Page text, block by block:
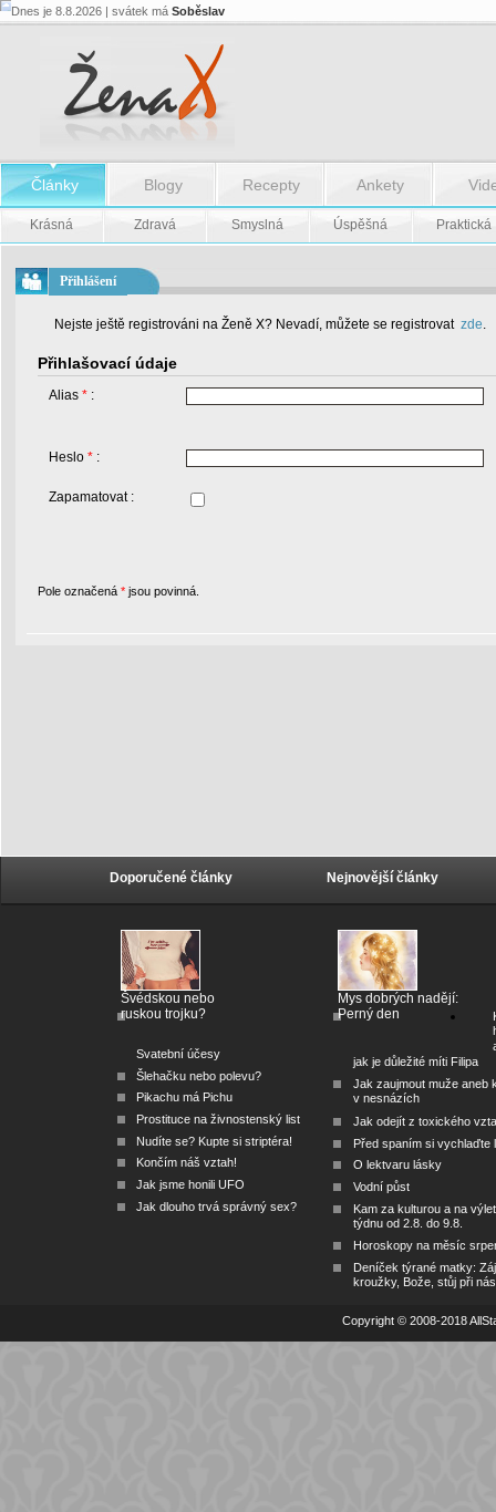
Dnes je 8.8.2026 | svátek má Soběslav
Články Blogy Recepty Ankety
Krásná Zdravá Smyslná Úspěšná Praktická
Přihlášení
Nejste ještě registrováni na Ženě X? Nevadí, můžete se registrovat zde.
Přihlašovací údaje
Alias * :
Heslo * :
Zapamatovat :
Pole označená * jsou povinná.
Doporučené články
Švédskou nebo
ruskou trojku?
Svatební účesy
Šlehačku nebo polevu?
Pikachu má Pichu
Prostituce na živnostenský list
Nudíte se? Kupte si striptéra!
Končím náš vztah!
Jak jsme honili UFO
Jak dlouho trvá správný sex?
Nejnovější články
Mys dobrých nadějí:
Perný den
jak je důležité míti Filipa
Jak zaujmout muže aneb
v nesnázích
Jak odejít z toxického
Před spaním si vychlaďte
O lektvaru lásky
Vodní půst
Kam za kulturou a na
týdnu od 2.8. do 9.8.
Horoskopy na měsíc
Deníček týrané matky:
kroužky, Bože, stůj při nás
Copyright © 2008-2018